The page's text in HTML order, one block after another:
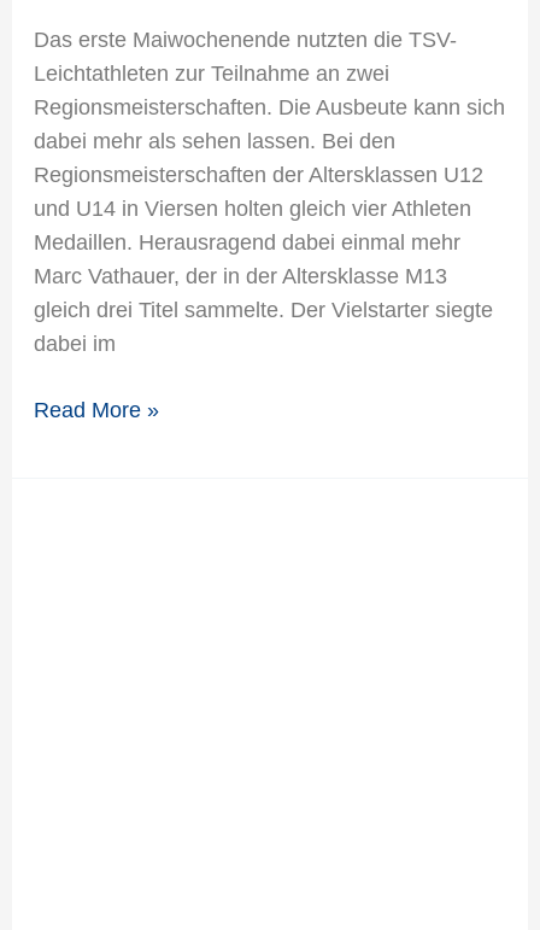
Das erste Maiwochenende nutzten die TSV-
Leichtathleten zur Teilnahme an zwei
Regionsmeisterschaften. Die Ausbeute kann sich
dabei mehr als sehen lassen. Bei den
Regionsmeisterschaften der Altersklassen U12
und U14 in Viersen holten gleich vier Athleten
Medaillen. Herausragend dabei einmal mehr
Marc Vathauer, der in der Altersklasse M13
gleich drei Titel sammelte. Der Vielstarter siegte
dabei im
Read More »